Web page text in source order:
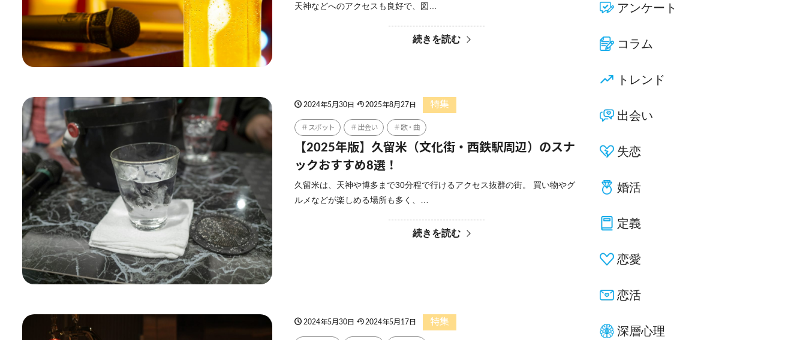
天神などへのアクセスも良好で、図…
続きを読む
2024年5月30日 2025年8月27日 特集
スポット 出会い 歌・曲
【2025年版】久留米（文化街・西鉄駅周辺）のスナ
ックおすすめ8選！
久留米は、天神や博多まで30分程で行けるアクセス抜群の街。 買い物やグ
ルメなどが楽しめる場所も多く、…
続きを読む
2024年5月30日 2024年5月17日 特集
アンケート
コラム
トレンド
出会い
失恋
婚活
定義
恋愛
恋活
深層心理